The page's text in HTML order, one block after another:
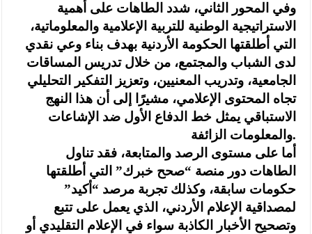
وفي المحور الثاني، شدد الطاهات على أهمية
الاستراتيجية الوطنية للتربية الإعلامية والمعلوماتية،
التي أطلقتها الحكومة الأردنية بهدف بناء وعي نقدي
لدى الشباب والمجتمع، من خلال تدريس المساقات
الجامعية، وتدريب المعنيين، وتعزيز التفكير التحليلي
تجاه المحتوى الإعلامي، مشيرًا إلى أن هذا النهج
الاستباقي يمثل خط الدفاع الأول ضد الإشاعات
والمعلومات الزائفة.
أما على مستوى الرصد والمتابعة، فقد تناول
الطاهات دور منصة “صحح خبرك” التي أطلقتها
حكومات سابقة، وكذلك تجربة مرصد “أكيد”
لمصداقية الإعلام الأردني، الذي يعمل على تتبع
وتصحيح الأخبار الكاذبة سواء في الإعلام التقليدي أو